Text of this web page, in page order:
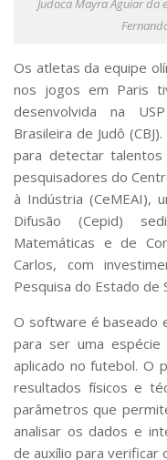
Serviços
Segurança,
RH, Administrativo
Outros serviços
Comunicação
Assessorias e Mídias
Aplicativos e Sites
Jornal da USP
Agenda de Eventos
Defesa de Teses
Judoca Mayra Aguiar da
Os atletas da equipe
nos jogos em Paris
desenvolvida na
Brasileira de Judô
para detectar
pesquisadores do
à Indústria (CeMEAI),
Difusão (Cepid)
Matemáticas e de
Carlos, com
Pesquisa do Estado de
O software é baseado
para ser uma espécie
aplicado no futebol. O
resultados físicos e
parâmetros que
analisar os dados e
de auxílio para verificar